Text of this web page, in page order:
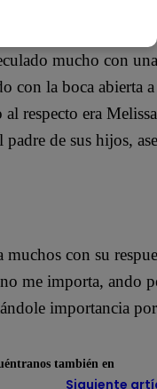
mucho con
con la boca abierta
respecto era
de sus hijos,
muchos con su
me importa, ando
importancia
Siguiente
también en